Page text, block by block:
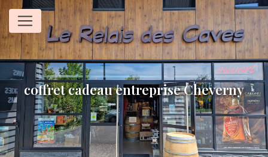
coffret cadeau entreprise Cheverny
Panneau de gestion des cookies